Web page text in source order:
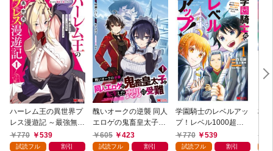
ハーレム王の異世界プ
レス漫遊記 ～最強無双
のおじさんはあらゆる
種族を嫁にする～（コ
770 539
試読フル 割引
醜いオークの逆襲 同人
エロゲの鬼畜皇太子に
転生した喪男の受難
（コミック） 1
605 423
試読フル 割引
学園騎士のレベルアッ
プ！レベル1000超え
の転生者、落ちこぼれ
クラスに入学。そし
770 539
試読フル 割引
村